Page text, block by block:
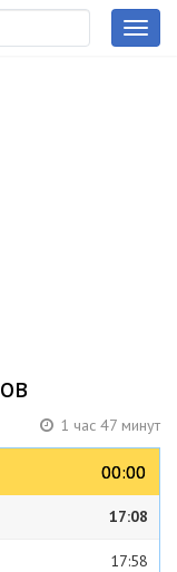
1 час 47 минут
00:00
00:00
17:08
17:58